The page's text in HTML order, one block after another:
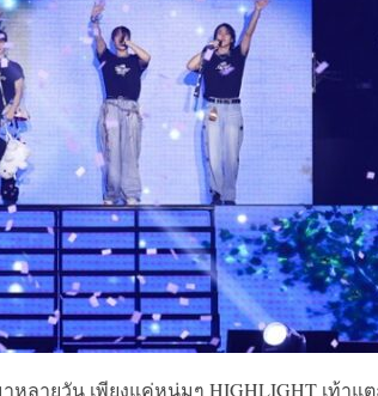
ลายวัน เพียงแค่หนุ่มๆ HIGHLIGHT เท้าแ